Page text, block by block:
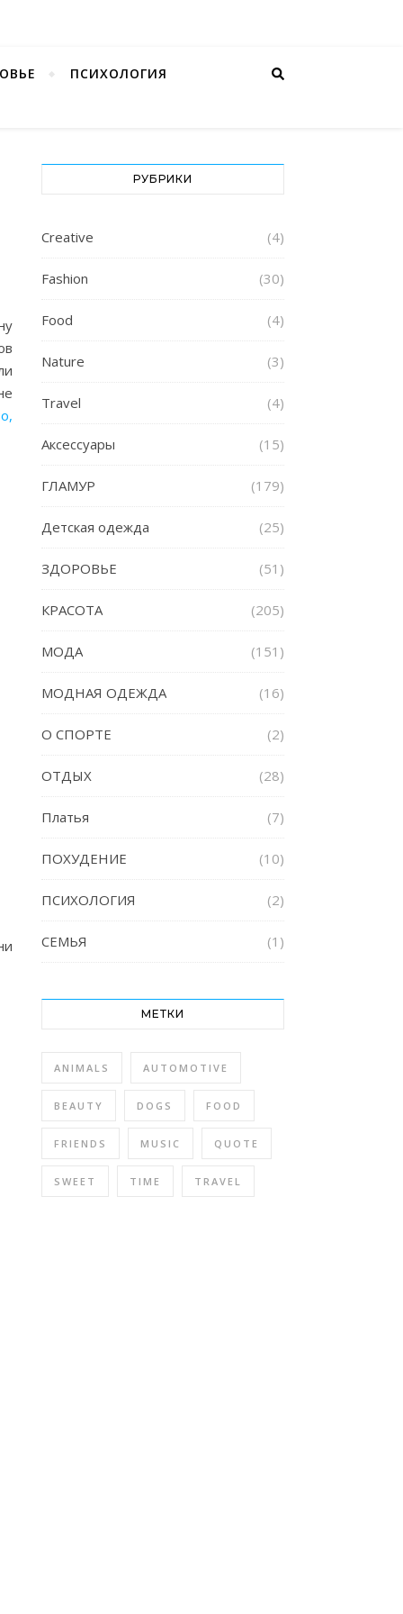
ПСИХОЛОГИЯ
РУБРИКИ
Creative (4)
Fashion (30)
Food (4)
Nature (3)
Travel (4)
Аксессуары (15)
ГЛАМУР (179)
Детская одежда (25)
ЗДОРОВЬЕ (51)
КРАСОТА (205)
МОДА (151)
МОДНАЯ ОДЕЖДА (16)
О СПОРТЕ (2)
ОТДЫХ (28)
Платья (7)
ПОХУДЕНИЕ (10)
ПСИХОЛОГИЯ (2)
СЕМЬЯ (1)
МЕТКИ
ANIMALS AUTOMOTIVE
BEAUTY DOGS FOOD
FRIENDS MUSIC QUOTE
SWEET TIME TRAVEL